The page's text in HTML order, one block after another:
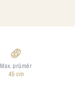
Max. průměr
45 cm